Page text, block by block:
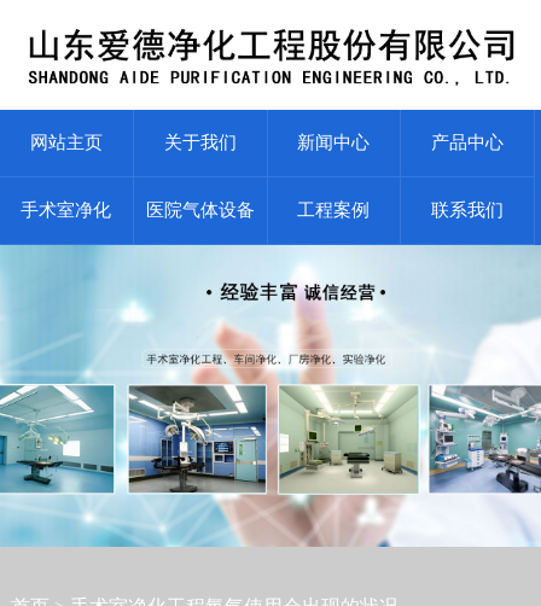
网站主页 关于我们 新闻中心 产品中心
手术室净化 医院气体设备 工程案例 联系我们